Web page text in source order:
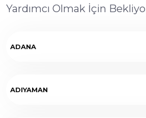
Yardımcı Olmak İçin
ADANA
ADIYAMAN